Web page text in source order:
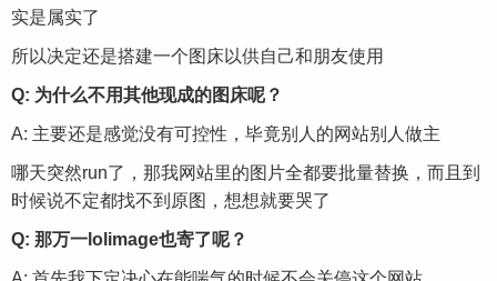
实是属实了
所以决定还是搭建一个图床以供自己和朋友使用
Q: 为什么不用其他现成的图床呢？
A: 主要还是感觉没有可控性，毕竟别人的网站别人做主
哪天突然run了，那我网站里的图片全都要批量替换，而且到
时候说不定都找不到原图，想想就要哭了
Q: 那万一lolimage也寄了呢？